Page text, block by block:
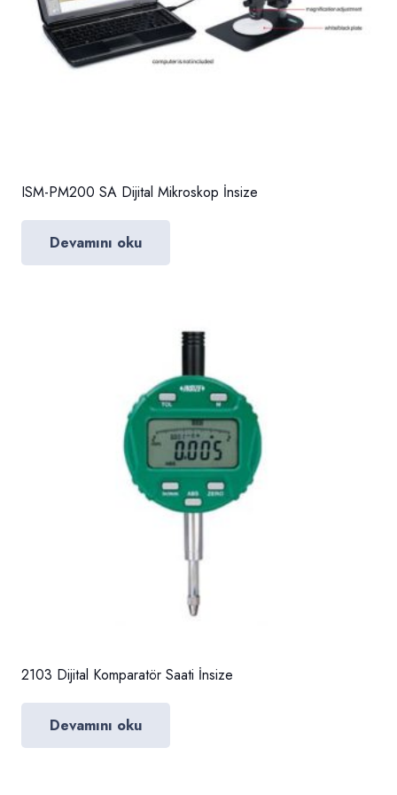
ISM-PM200 SA Dijital Mikroskop İnsize
Devamını oku
2103 Dijital Komparatör Saati İnsize
Devamını oku